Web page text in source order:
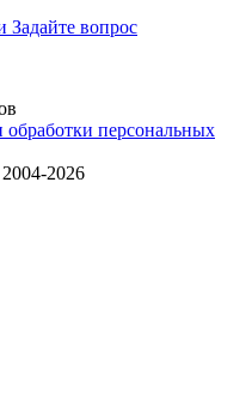
Задайте вопрос
персональных
2026